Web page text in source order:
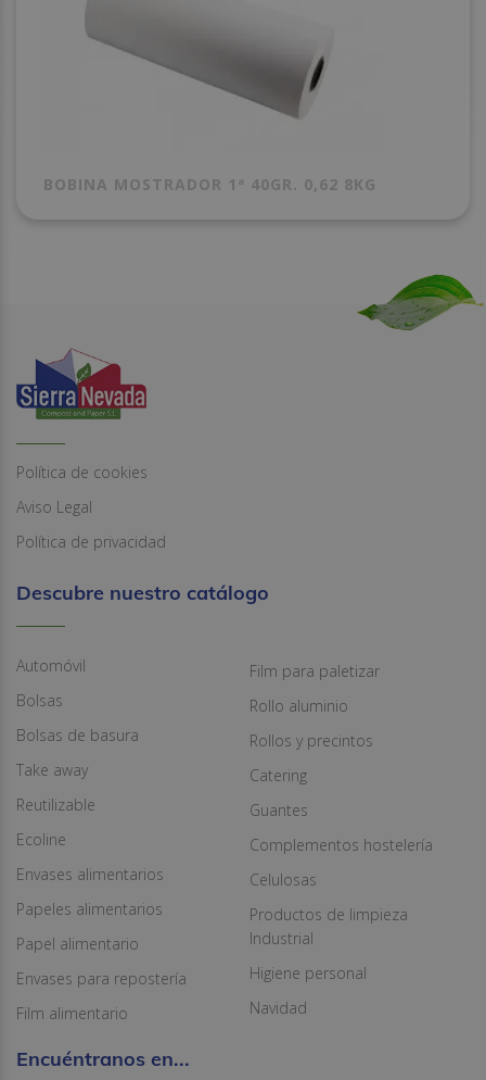
BOBINA MOSTRADOR 1ª 40GR. 0,62 8KG
Política de cookies
Aviso Legal
Política de privacidad
Descubre nuestro catálogo
Automóvil
Bolsas
Bolsas de basura
Take away
Reutilizable
Ecoline
Envases alimentarios
Papeles alimentarios
Papel alimentario
Envases para repostería
Film alimentario
Film para paletizar
Rollo aluminio
Rollos y precintos
Catering
Guantes
Complementos hostelería
Celulosas
Productos de limpieza
Industrial
Higiene personal
Navidad
Encuéntranos en...